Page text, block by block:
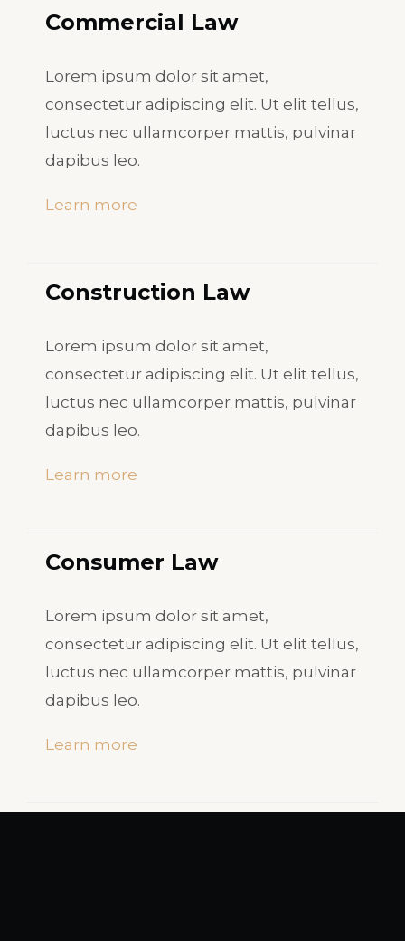
Commercial Law​
Lorem ipsum dolor sit amet,
consectetur adipiscing elit. Ut elit tellus,
luctus nec ullamcorper mattis, pulvinar
dapibus leo.
Learn more
Construction Law
Lorem ipsum dolor sit amet,
consectetur adipiscing elit. Ut elit tellus,
luctus nec ullamcorper mattis, pulvinar
dapibus leo.
Learn more
Consumer Law​
Lorem ipsum dolor sit amet,
consectetur adipiscing elit. Ut elit tellus,
luctus nec ullamcorper mattis, pulvinar
dapibus leo.
Learn more